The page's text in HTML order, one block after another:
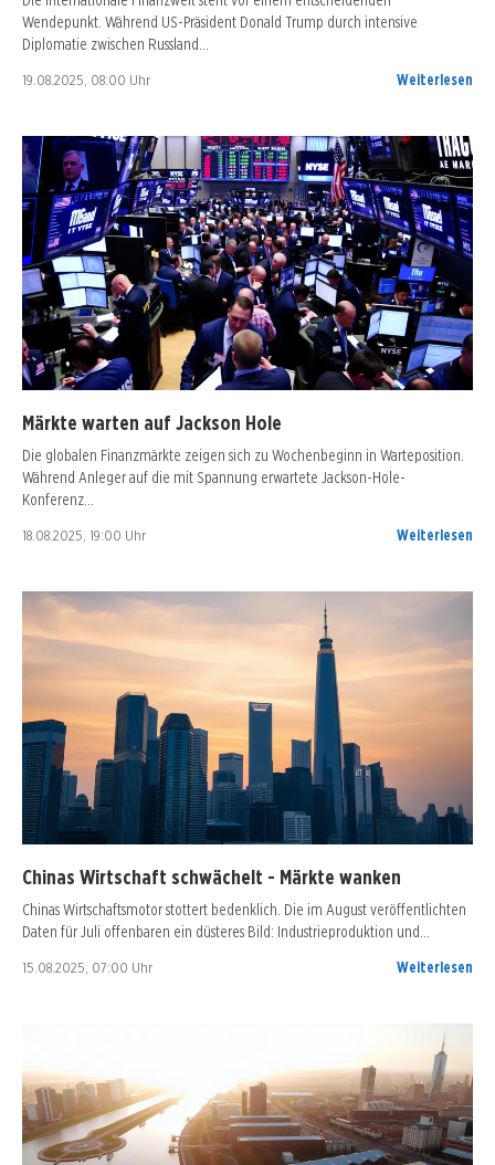
Wendepunkt. Während US-Präsident Donald Trump durch intensive
Diplomatie zwischen Russland…
19.08.2025, 08:00 Uhr Weiterlesen
Märkte warten auf Jackson Hole
Die globalen Finanzmärkte zeigen sich zu Wochenbeginn in Warteposition.
Während Anleger auf die mit Spannung erwartete Jackson-Hole-
Konferenz…
18.08.2025, 19:00 Uhr Weiterlesen
Chinas Wirtschaft schwächelt - Märkte wanken
Chinas Wirtschaftsmotor stottert bedenklich. Die im August veröffentlichten
Daten für Juli offenbaren ein düsteres Bild: Industrieproduktion und…
15.08.2025, 07:00 Uhr Weiterlesen